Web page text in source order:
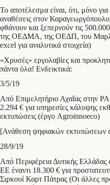
Το αποτέλεσμα είναι, ότι, μόνο
αναθέσεις στον Καραγεωργόπουλο
φθάνουν και ξεπερνούν τις
της ΟΕΔΜΑ, της ΟΕΔΠ, του
excel για αναλυτικά στοιχεία)
«Χρυσές» εργολαβίες και
πάντα όλα! Ενδεικτικά:
3/5/19
Από Επιμελητήριο Αχαΐας στην
2.294 € για υπηρεσίες κάλυψης
εκτυπώσεις (έργο Agroinnoeco)
[Ανάθεση ψηφιακών εκτυπώσεων
28/9/19
Από Περιφέρεια Δυτικής
ΕΕ έναντι 18.300 € για
Σιρκουί Καρτ Πάτρας (Οι άλλες